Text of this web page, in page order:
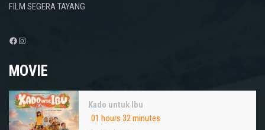
FILM SEGERA TAYANG
Facebook
Instagram
MOVIE
Kado untuk Ibu
01 hours 32 minutes